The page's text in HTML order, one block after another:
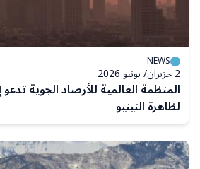
NEWS
2 حزيران/ يونيو 2026
المنظمة العالمية للأرصاد الجوية
لظاهرة النينيو